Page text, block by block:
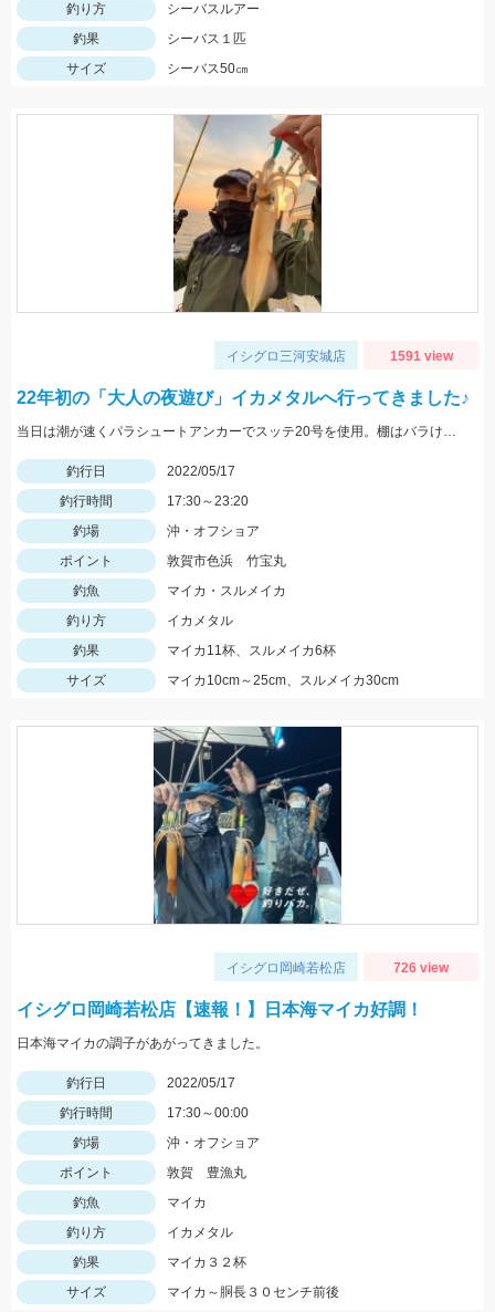
釣り方
シーバスルアー
釣果
シーバス１匹
サイズ
シーバス50㎝
イシグロ三河安城店 1591 view
22年初の「大人の夜遊び」イカメタルへ行ってきました♪
当日は潮が速くパラシュートアンカーでスッテ20号を使用。棚はバラけていますがボトムが一番反応が良かったです。
釣行日
2022/05/17
釣行時間
17:30～23:20
釣場
沖・オフショア
ポイント
敦賀市色浜 竹宝丸
釣魚
マイカ・スルメイカ
釣り方
イカメタル
釣果
マイカ11杯、スルメイカ6杯
サイズ
マイカ10cm～25cm、スルメイカ30cm
イシグロ岡崎若松店 726 view
イシグロ岡崎若松店【速報！】日本海マイカ好調！
日本海マイカの調子があがってきました。
釣行日
2022/05/17
釣行時間
17:30～00:00
釣場
沖・オフショア
ポイント
敦賀 豊漁丸
釣魚
マイカ
釣り方
イカメタル
釣果
マイカ３２杯
サイズ
マイカ～胴長３０センチ前後